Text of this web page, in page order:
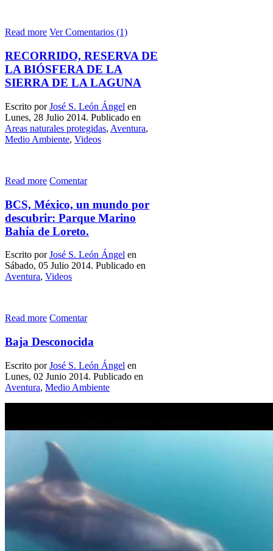
Read more Ver Comentarios (1)
RECORRIDO, RESERVA DE
LA BIÓSFERA DE LA
SIERRA DE LA LAGUNA
Escrito porJosé S. León Ángel en
Lunes, 28 Julio 2014. Publicado en
Areas naturales protegidas, Aventura,
Medio Ambiente, Videos
Read more Comentar
BCS, México, un mundo por
descubrir: Parque Marino
Bahía de Loreto.
Escrito porJosé S. León Ángel en
Sábado, 05 Julio 2014. Publicado en
Aventura, Videos
Read more Comentar
Baja Desconocida
Escrito porJosé S. León Ángel en
Lunes, 02 Junio 2014. Publicado en
Aventura, Medio Ambiente